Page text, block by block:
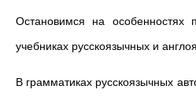
Остановимся на особенностях
учебниках русскоязычных и
В грамматиках русскоязычных